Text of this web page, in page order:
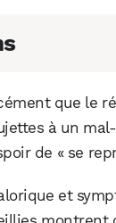
que le
à un
de « se
et